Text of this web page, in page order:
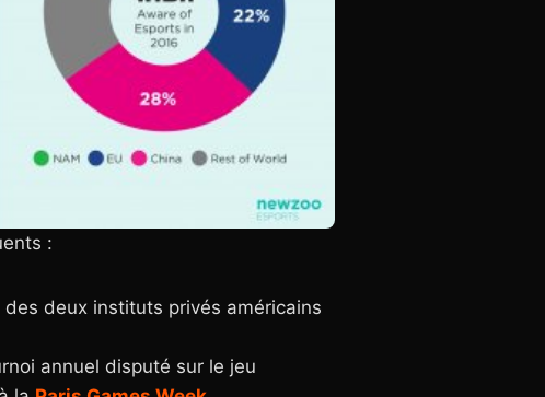
:
des deux instituts privés américains
annuel disputé sur le jeu